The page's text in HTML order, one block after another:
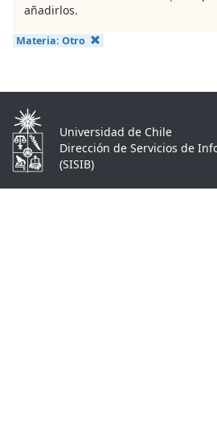
añadirlos.
Materia: Otro
Universidad de Chile
Dirección de Servicios de
(SISIB)